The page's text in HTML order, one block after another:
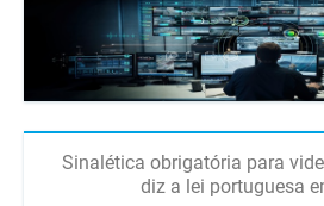
Sinalética obrigatória para
diz a lei portuguesa